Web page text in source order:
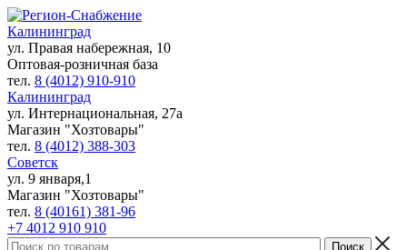
Калининград
ул. Правая набережная, 10
Оптовая-розничная база
тел. 8 (4012) 910-910
Калининград
ул. Интернациональная, 27а
Магазин "Хозтовары"
тел. 8 (4012) 388-303
Советск
ул. 9 января,1
Магазин "Хозтовары"
тел. 8 (40161) 381-96
+7 4012 910 910